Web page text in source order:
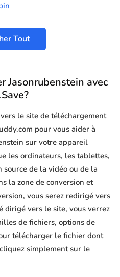
Tout
Jasonrubenstein avec
le site de téléchargement
pour vous aider à
sur votre appareil
les ordinateurs, les tablettes,
de la vidéo ou de la
la zone de conversion et
vous serez redirigé vers
dirigé vers le site, vous verrez
de fichiers, options de
télécharger le fichier dont
simplement sur le